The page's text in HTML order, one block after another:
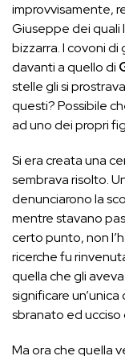
improvvisamente,
Giuseppe dei quali
bizzarra. I covoni
davanti a quello di
stelle gli si
questi? Possibile
ad uno dei propri
Si era creata una
sembrava risolto.
denunciarono la
mentre stavano
certo punto, non
ricerche fu
quella che gli
significare
sbranato ed ucciso
Ma ora che quella